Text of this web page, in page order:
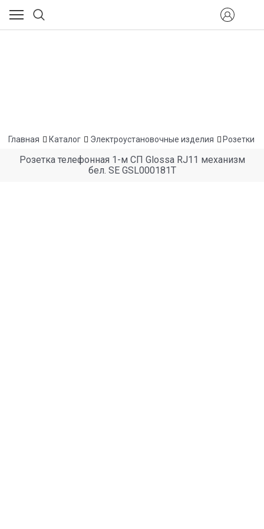
Главная Каталог Электроустановочные изделия Розетки
Розетка телефонная 1-м СП Glossa RJ11 механизм
бел. SE GSL000181T